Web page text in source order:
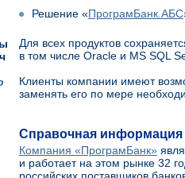
Решение «ПрограмБанк.АБС
Для всех продуктов
в том числе Oracle и MS SQL
Клиенты компании имеют
заменять его по мере
Справочная информация
Компания «ПрограмБанк»
и работает на этом рынке 32